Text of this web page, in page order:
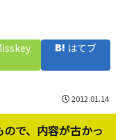
はてブ
2012.01.14
で、内容が古かっ